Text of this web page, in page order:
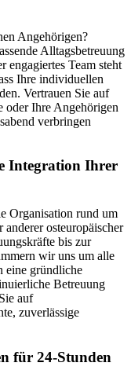
Angehörigen?
Alltagsbetreuung
engagiertes Team steht
Ihre individuellen
Vertrauen Sie auf
oder Ihre Angehörigen
verbringen
Integration Ihrer
Organisation rund um
osteuropäischer
bis zur
wir uns um alle
eine gründliche
Betreuung
auf
zuverlässige
für 24-Stunden